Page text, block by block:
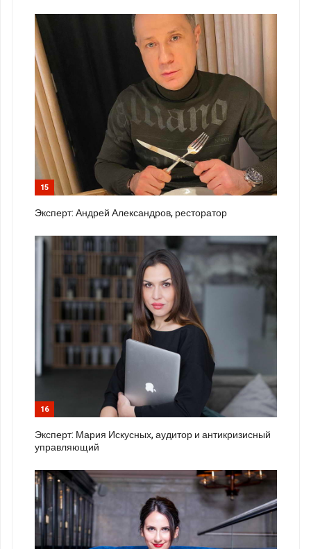
15
Эксперт: Андрей Александров, ресторатор
16
Эксперт: Мария Искусных, аудитор и антикризисный
управляющий